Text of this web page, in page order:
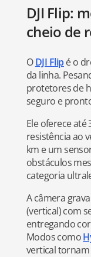
DJI Flip:
cheio de
ODJI Flipé o
da linha.
protetores de
seguro e
Ele oferece
resistência ao
km e um
obstáculos
categoria
A câmera
(vertical) com
entregando
Modos como
vertical tornam